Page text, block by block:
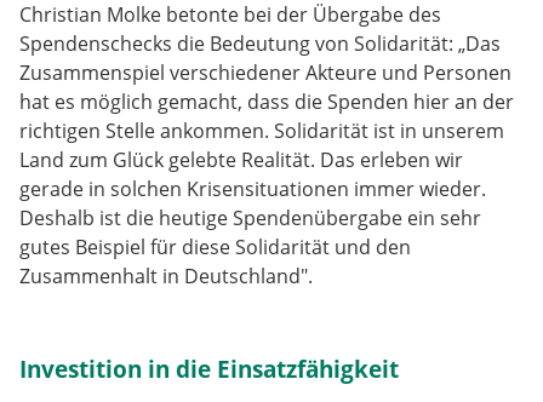
Christian Molke betonte bei der Übergabe des
Spendenschecks die Bedeutung von Solidarität: „Das
Zusammenspiel verschiedener Akteure und Personen
hat es möglich gemacht, dass die Spenden hier an der
richtigen Stelle ankommen. Solidarität ist in unserem
Land zum Glück gelebte Realität. Das erleben wir
gerade in solchen Krisensituationen immer wieder.
Deshalb ist die heutige Spendenübergabe ein sehr
gutes Beispiel für diese Solidarität und den
Zusammenhalt in Deutschland".
Investition in die Einsatzfähigkeit